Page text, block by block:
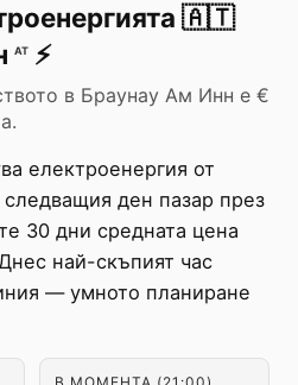
🇦🇹
AT ⚡️
в Браунау Ам Инн е €
електроенергия от
ден пазар през
30 дни средната цена
най-скъпият час
— умното планиране